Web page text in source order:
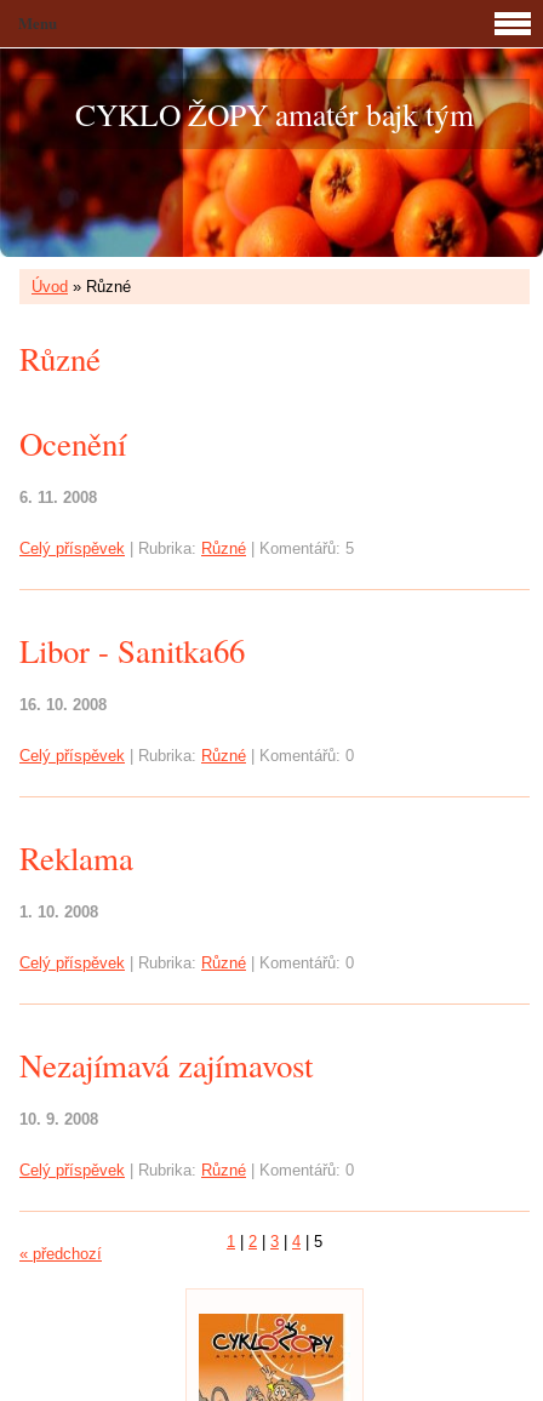
CYKLO ŽOPY amatér bajk tým
Úvod » Různé
Různé
Ocenění
6. 11. 2008
Celý příspěvek Rubrika: Různé Komentářů: 5
Libor - Sanitka66
16. 10. 2008
Celý příspěvek Rubrika: Různé Komentářů: 0
Reklama
1. 10. 2008
Celý příspěvek Rubrika: Různé Komentářů: 0
Nezajímavá zajímavost
10. 9. 2008
Celý příspěvek Rubrika: Různé Komentářů: 0
« předchozí
1 2 3 4 5
Menu